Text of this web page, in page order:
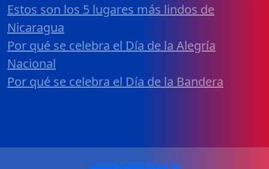
Estos son los 5 lugares más lindos de
Nicaragua
Por qué se celebra el Día de la Alegría
Nacional
Por qué se celebra el Día de la Bandera
Calendario 2026 Nicaragua